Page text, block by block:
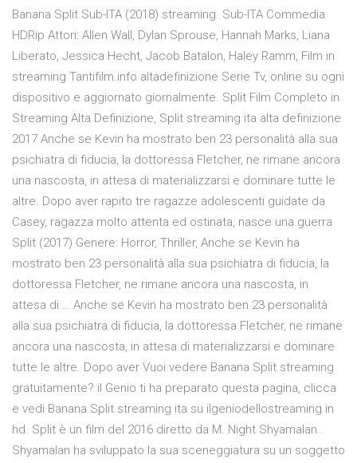
Banana Split Sub-ITA (2018) streaming. Sub-ITA Commedia
HDRip Attori: Allen Wall, Dylan Sprouse, Hannah Marks, Liana
Liberato, Jessica Hecht, Jacob Batalon, Haley Ramm, Film in
streaming Tantifilm.info altadefinizione Serie Tv, online su ogni
dispositivo e aggiornato giornalmente. Split Film Completo in
Streaming Alta Definizione, Split streaming ita alta definizione
2017 Anche se Kevin ha mostrato ben 23 personalità alla sua
psichiatra di fiducia, la dottoressa Fletcher, ne rimane ancora
una nascosta, in attesa di materializzarsi e dominare tutte le
altre. Dopo aver rapito tre ragazze adolescenti guidate da
Casey, ragazza molto attenta ed ostinata, nasce una guerra
Split (2017) Genere: Horror, Thriller, Anche se Kevin ha
mostrato ben 23 personalità alla sua psichiatra di fiducia, la
dottoressa Fletcher, ne rimane ancora una nascosta, in
attesa di … Anche se Kevin ha mostrato ben 23 personalità
alla sua psichiatra di fiducia, la dottoressa Fletcher, ne rimane
ancora una nascosta, in attesa di materializzarsi e dominare
tutte le altre. Dopo aver Vuoi vedere Banana Split streaming
gratuitamente? il Genio ti ha preparato questa pagina, clicca
e vedi Banana Split streaming ita su ilgeniodellostreaming in
hd. Split è un film del 2016 diretto da M. Night Shyamalan..
Shyamalan ha sviluppato la sua sceneggiatura su un soggetto